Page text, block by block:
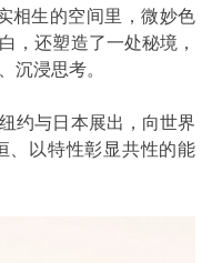
相生的空间里，微妙色
，还塑造了一处秘境，
沉浸思考。
约与日本展出，向世界
、以特性彰显共性的能